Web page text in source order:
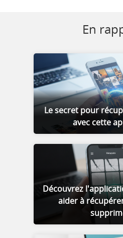
En
Le secret pour
avec cette
Découvrez
aider à